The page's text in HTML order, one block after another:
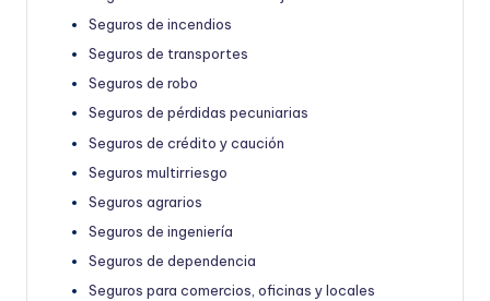
Seguros de incendios
Seguros de transportes
Seguros de robo
Seguros de pérdidas pecuniarias
Seguros de crédito y caución
Seguros multirriesgo
Seguros agrarios
Seguros de ingeniería
Seguros de dependencia
Seguros para comercios, oficinas y locales